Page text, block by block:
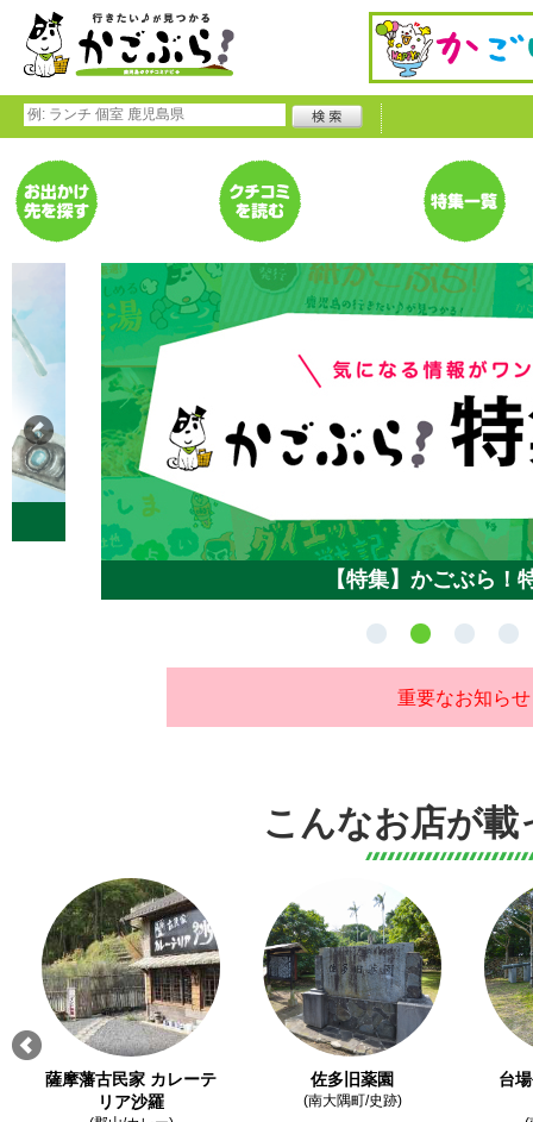
【特集】かごぶら！
重要なお知らせ
こんなお店が載
薩摩藩古民家 カレーテ
リア沙羅
佐多旧薬園
(南大隅町/史跡)
台